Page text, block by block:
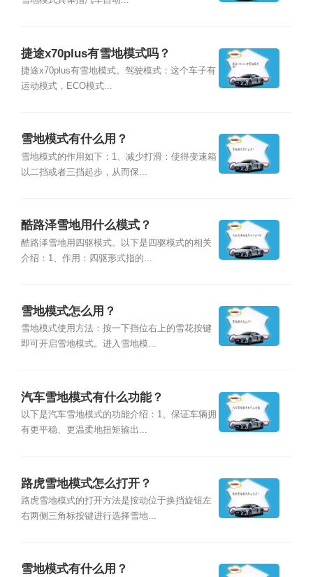
捷途x70plus有雪地模式吗？
捷途x70plus有雪地模式。驾驶模式：这个车子有
运动模式，ECO模式...
雪地模式有什么用？
雪地模式的作用如下：1、减少打滑：使得变速箱
以二挡或者三挡起步，从而保...
酷路泽雪地用什么模式？
酷路泽雪地用四驱模式。以下是四驱模式的相关
介绍：1、作用：四驱形式指的...
雪地模式怎么用？
雪地模式使用方法：按一下挡位右上的雪花按键
即可开启雪地模式。进入雪地模...
汽车雪地模式有什么功能？
以下是汽车雪地模式的功能介绍：1、保证车辆拥
有更平稳、更温柔地扭矩输出...
路虎雪地模式怎么打开？
路虎雪地模式的打开方法是按动位于换挡旋钮左
右两侧三角标按键进行选择雪地...
雪地模式有什么用？